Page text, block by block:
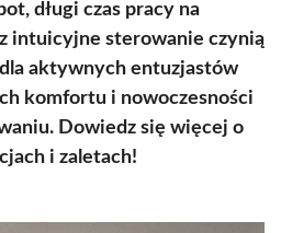
długi czas pracy na
intuicyjne sterowanie czynią
aktywnych entuzjastów
komfortu i nowoczesności
Dowiedz się więcej o
i zaletach!